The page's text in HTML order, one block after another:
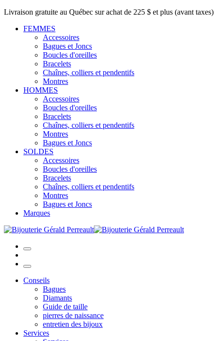
Livraison gratuite au Québec sur achat de 225 $ et plus (avant taxes)
FEMMES
Accessoires
Bagues et Joncs
Boucles d'oreilles
Bracelets
Chaînes, colliers et pendentifs
Montres
HOMMES
Accessoires
Boucles d'oreilles
Bracelets
Chaînes, colliers et pendentifs
Montres
Bagues et Joncs
SOLDES
Accessoires
Boucles d'oreilles
Bracelets
Chaînes, colliers et pendentifs
Montres
Bagues et Joncs
Marques
Conseils
Bagues
Diamants
Guide de taille
pierres de naissance
entretien des bijoux
Services